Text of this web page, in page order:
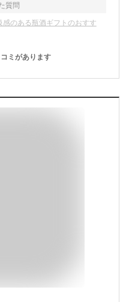
質問
のある瓶酒ギフトのおすす
ミがあります